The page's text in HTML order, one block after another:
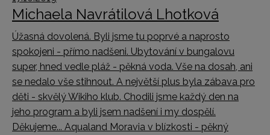
Michaela Navrátilová Lhotková
Úžasná dovolená. Byli jsme tu poprvé a naprosto
spokojeni - přímo nadšeni. Ubytování v bungalovu
super, hned vedle pláž - pěkná voda. Vše na dosah, ani
se nedalo vše stihnout. A největší plus byla zábava pro
děti - skvělý Wikiho klub. Chodili jsme každý den na
jeho program a byli jsem nadšení i my dospělí.
Děkujeme... Aqualand Moravia v blízkosti - pěkný